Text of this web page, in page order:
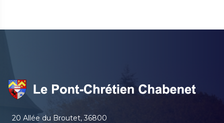
20 Allée du Broutet, 36800